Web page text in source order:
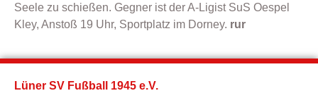
Seele zu schießen. Gegner ist der A-Ligist SuS Oespel
Kley, Anstoß 19 Uhr, Sportplatz im Dorney. rur
Lüner SV Fußball 1945 e.V.